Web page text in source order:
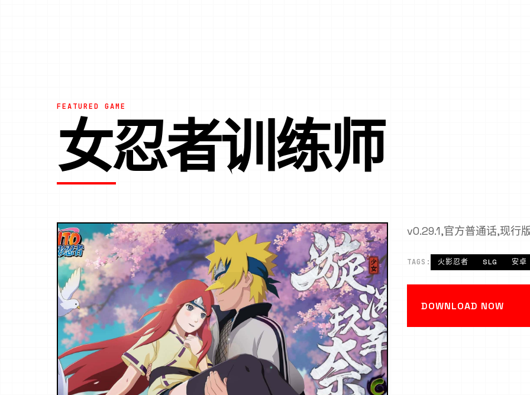
FEATURED GAME
女忍者训练师
v0.29.1,官方普通话,现行
TAGS: 火影忍者 SLG 安卓
DOWNLOAD NOW